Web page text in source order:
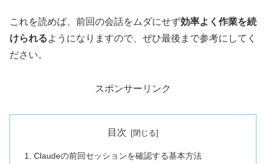
これを読めば、前回の会話をムダにせず効率よく作業を続
けられるようになりますので、ぜひ最後まで参考にしてく
ださい。
スポンサーリンク
目次
Claudeの前回セッションを確認する基本方法